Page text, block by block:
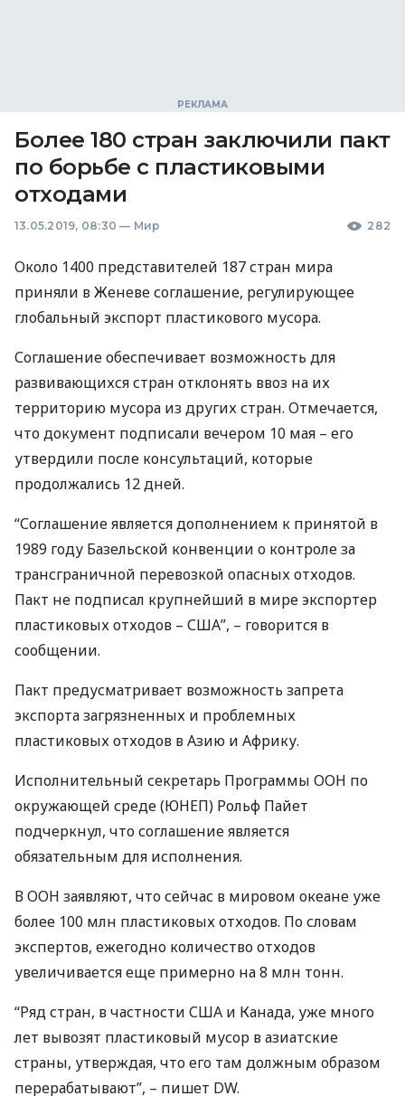
Более 180 стран заключили пакт
по борьбе с пластиковыми
отходами
13.05.2019, 08:30 — Мир 282
Около 1400 представителей 187 стран мира
приняли в Женеве соглашение, регулирующее
глобальный экспорт пластикового мусора.
Соглашение обеспечивает возможность для
развивающихся стран отклонять ввоз на их
территорию мусора из других стран. Отмечается,
что документ подписали вечером 10 мая – его
утвердили после консультаций, которые
продолжались 12 дней.
“Соглашение является дополнением к принятой в
1989 году Базельской конвенции о контроле за
трансграничной перевозкой опасных отходов.
Пакт не подписал крупнейший в мире экспортер
пластиковых отходов – США”, – говорится в
сообщении.
Пакт предусматривает возможность запрета
экспорта загрязненных и проблемных
пластиковых отходов в Азию и Африку.
Исполнительный секретарь Программы ООН по
окружающей среде (ЮНЕП) Рольф Пайет
подчеркнул, что соглашение является
обязательным для исполнения.
ВООН заявляют, что сейчас в мировом океане уже
более 100 млн пластиковых отходов. По словам
экспертов, ежегодно количество отходов
увеличивается еще примерно на 8 млн тонн.
“Ряд стран, в частности США и Канада, уже много
лет вывозят пластиковый мусор в азиатские
страны, утверждая, что его там должным образом
перерабатывают”, – пишет DW.